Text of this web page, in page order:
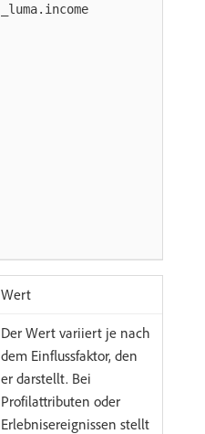
_luma.income
Wert
Der Wert variiert je nach
dem Einflussfaktor, den
er darstellt. Bei
Profilattributen oder
Erlebnisereignissen stellt